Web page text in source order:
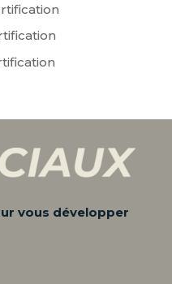
vous développer